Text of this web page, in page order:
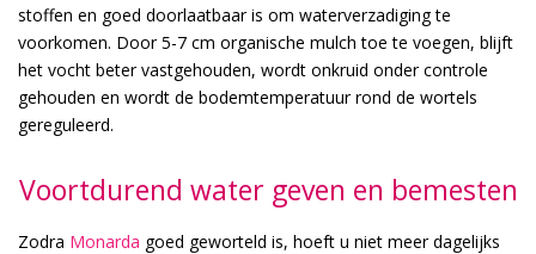
stoffen en goed doorlaatbaar is om waterverzadiging te
voorkomen. Door 5-7 cm organische mulch toe te voegen, blijft
het vocht beter vastgehouden, wordt onkruid onder controle
gehouden en wordt de bodemtemperatuur rond de wortels
gereguleerd.
Voortdurend water geven en bemesten
Zodra Monarda goed geworteld is, hoeft u niet meer dagelijks